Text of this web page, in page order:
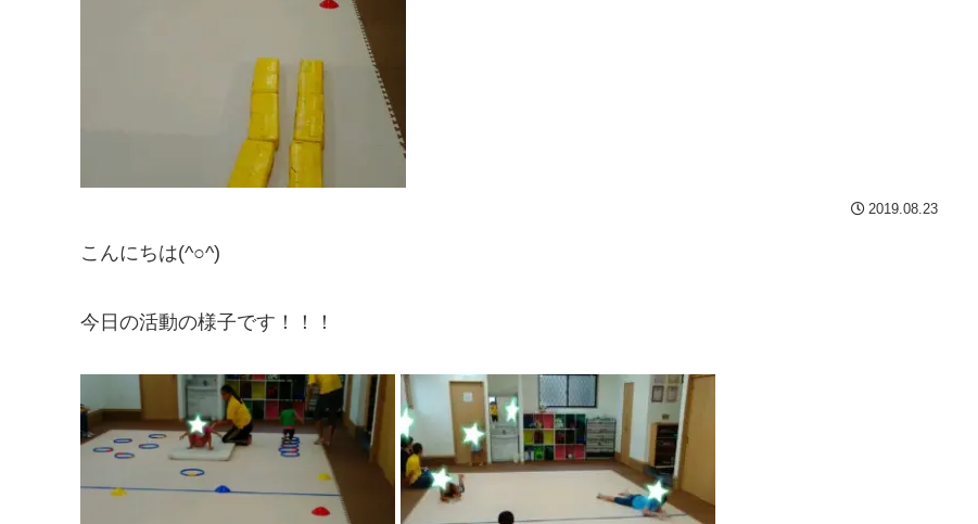
2019.08.23
こんにちは(^○^)
今日の活動の様子です！！！